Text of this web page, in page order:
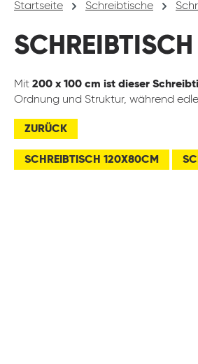
Startseite Schreibtische
Mit 200 x 100 cm ist dieser
Ordnung und Struktur, während
ZURÜCK
SCHREIBTISCH 120X80CM